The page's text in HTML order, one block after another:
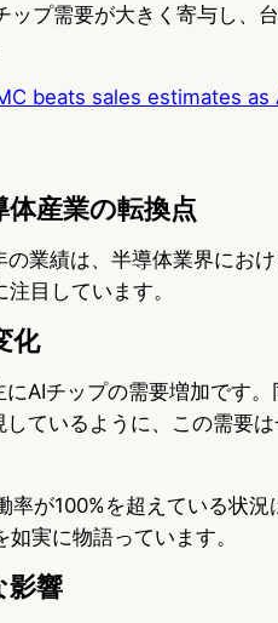
ップ需要が大きく寄与し、
beats sales estimates
産業の転換点
業績は、半導体業界にお
目しています。
化
AIチップの需要増加です。
ているように、この需要
が100%を超えている状
実に物語っています。
影響